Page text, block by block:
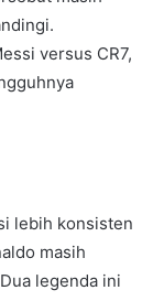
versus CR7,
lebih konsisten
masih
legenda ini